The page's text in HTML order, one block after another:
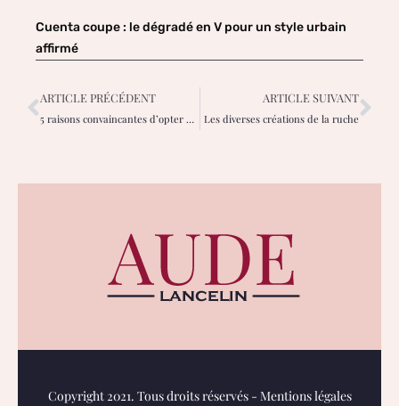
Cuenta coupe : le dégradé en V pour un style urbain
affirmé
ARTICLE PRÉCÉDENT
5 raisons convaincantes d’opter pour des piercings d’oreille cet été
ARTICLE SUIVANT
Les diverses créations de la ruche
Copyright 2021. Tous droits réservés - Mentions légales